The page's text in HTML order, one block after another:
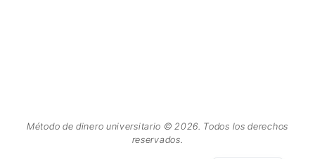
Método de dinero universitario © 2026. Todos los derechos
reservados.
Chinese